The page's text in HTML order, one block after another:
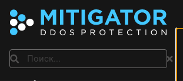
Поиск
Установка